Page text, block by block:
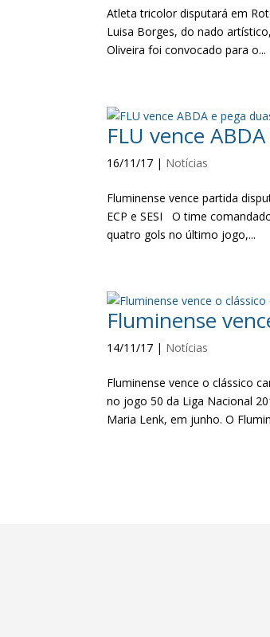
Atleta tricolor disputará em
Luisa Borges, do nado
Oliveira foi convocado para o...
FLU vence
16/11/17 | Notícias
Fluminense vence partida
ECP e SESI O time
quatro gols no último jogo,...
Fluminense
14/11/17 | Notícias
Fluminense vence o clássico
no jogo 50 da Liga Nacional
Maria Lenk, em junho. O